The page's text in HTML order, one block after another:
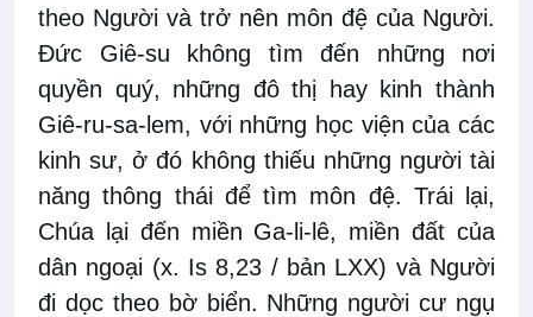
theo Người và trở nên môn đệ của Người.
Đức Giê-su không tìm đến những nơi
quyền quý, những đô thị hay kinh thành
Giê-ru-sa-lem, với những học viện của các
kinh sư, ở đó không thiếu những người tài
năng thông thái để tìm môn đệ. Trái lại,
Chúa lại đến miền Ga-li-lê, miền đất của
dân ngoại (x. Is 8,23 / bản LXX) và Người
đi dọc theo bờ biển. Những người cư ngụ